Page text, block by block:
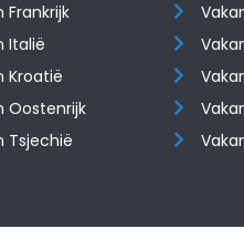
Frankrijk
Italië
Kroatië
Oostenrijk
Tsjechië